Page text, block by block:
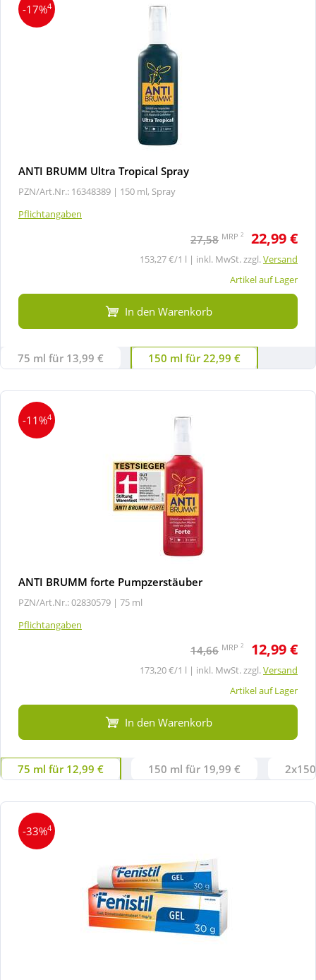
-17%4
ANTI BRUMM Ultra Tropical Spray
PZN/Art.Nr.: 16348389 | 150 ml, Spray
Pflichtangaben
27,58 MRP 2 22,99 €
153,27 €/1 l | inkl. MwSt. zzgl.Versand
Artikel auf Lager
In den Warenkorb
75 ml für 13,99 € 150 ml für 22,99 €
-11%4
ANTI BRUMM forte Pumpzerstäuber
PZN/Art.Nr.: 02830579 | 75 ml
Pflichtangaben
14,66 MRP 2 12,99 €
173,20 €/1 l | inkl. MwSt. zzgl.Versand
Artikel auf Lager
In den Warenkorb
75 ml für 12,99 € 150 ml für 19,99 €
-33%4